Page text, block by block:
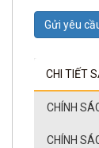
Gửi yêu
CHI TIẾT
CHÍNH
CHÍNH